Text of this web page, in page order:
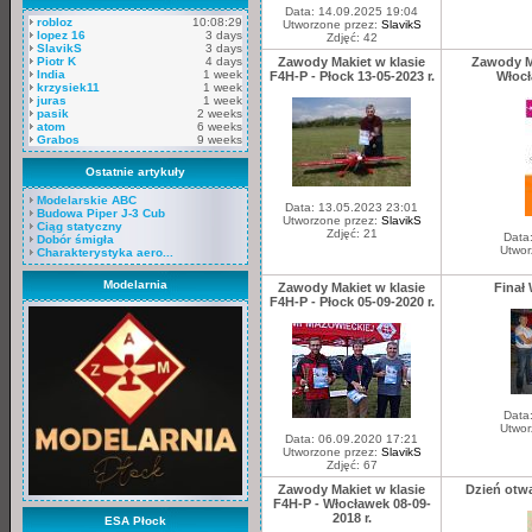
robloz
10:08:29
lopez 16
3 days
SlavikS
3 days
Piotr K
4 days
India
1 week
krzysiek11
1 week
juras
1 week
pasik
2 weeks
atom
6 weeks
Grabos
9 weeks
Ostatnie artykuły
Modelarskie ABC
Budowa Piper J-3 Cub
Ciąg statyczny
Dobór śmigła
Charakterystyka aero...
Modelarnia
ESA Płock
Data: 14.09.2025 19:04
Utworzone przez: SlavikS
Zdjęć: 42
Zawody Makiet w klasie
F4H-P - Płock 13-05-2023 r.
Data: 13.05.2023 23:01
Utworzone przez: SlavikS
Zdjęć: 21
Zawody
Zawody Makiet w klasie
F4H-P - Płock 05-09-2020 r.
Data: 06.09.2020 17:21
Utworzone przez: SlavikS
Zdjęć: 67
Finał
Zawody Makiet w klasie
F4H-P - Włocławek 08-09-
2018 r.
Dzień